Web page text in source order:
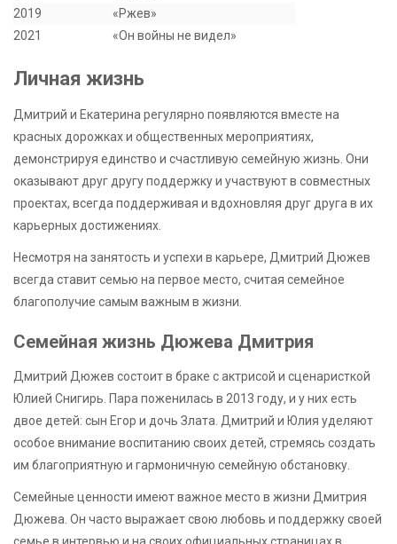
2019
«Ржев»
2021
«Он войны не видел»
Личная жизнь
Дмитрий и Екатерина регулярно появляются вместе на
красных дорожках и общественных мероприятиях,
демонстрируя единство и счастливую семейную жизнь. Они
оказывают друг другу поддержку и участвуют в совместных
проектах, всегда поддерживая и вдохновляя друг друга в их
карьерных достижениях.
Несмотря на занятость и успехи в карьере, Дмитрий Дюжев
всегда ставит семью на первое место, считая семейное
благополучие самым важным в жизни.
Семейная жизнь Дюжева Дмитрия
Дмитрий Дюжев состоит в браке с актрисой и сценаристкой
Юлией Снигирь. Пара поженилась в 2013 году, и у них есть
двое детей: сын Егор и дочь Злата. Дмитрий и Юлия уделяют
особое внимание воспитанию своих детей, стремясь создать
им благоприятную и гармоничную семейную обстановку.
Семейные ценности имеют важное место в жизни Дмитрия
Дюжева. Он часто выражает свою любовь и поддержку своей